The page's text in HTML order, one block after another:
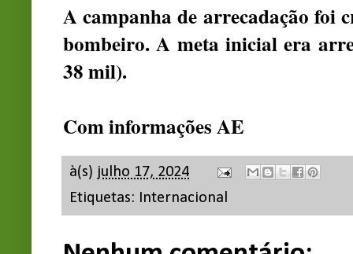
A campanha de arrecadação foi
bombeiro. A meta inicial era
38 mil).
Com informações AE
à(s) julho 17, 2024
Etiquetas:
Internacional